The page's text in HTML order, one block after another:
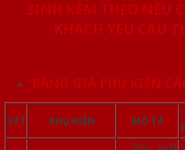
SINH KÈM THEO NẾU
KHÁCH YÊU CẦU
BẢNG GIÁ PHỤ KIỆN
STT PHỤ KIỆN MÔ TẢ
– Inox xuất